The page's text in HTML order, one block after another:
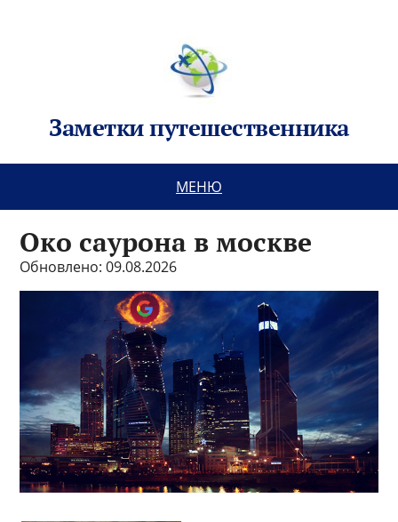
Заметки путешественника
МЕНЮ
Око саурона в москве
Обновлено: 09.08.2026